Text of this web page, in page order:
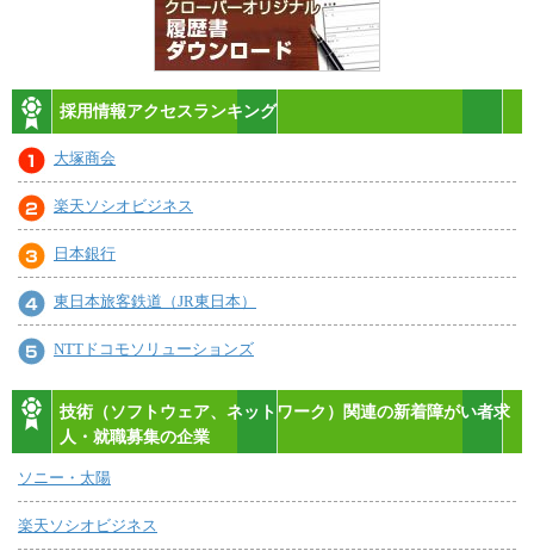
採用情報アクセスランキング
大塚商会
楽天ソシオビジネス
日本銀行
東日本旅客鉄道（JR東日本）
NTTドコモソリューションズ
技術（ソフトウェア、ネットワーク）関連の新着障がい者求
人・就職募集の企業
ソニー・太陽
楽天ソシオビジネス